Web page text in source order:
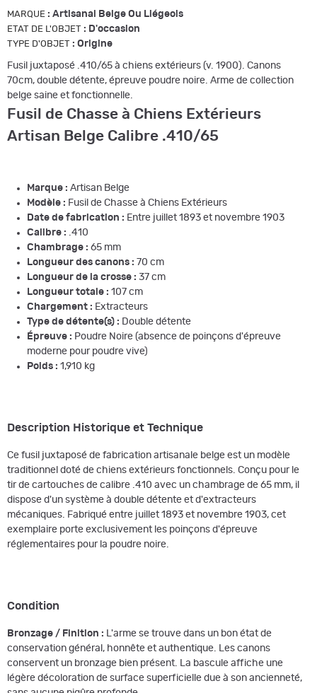
MARQUE : Artisanal Belge Ou Liégeois
ETAT DE L'OBJET : D'occasion
TYPE D'OBJET : Origine
Fusil juxtaposé .410/65 à chiens extérieurs (v. 1900). Canons
70cm, double détente, épreuve poudre noire. Arme de collection
belge saine et fonctionnelle.
Fusil de Chasse à Chiens Extérieurs
Artisan Belge Calibre .410/65
Marque : Artisan Belge
Modèle : Fusil de Chasse à Chiens Extérieurs
Date de fabrication : Entre juillet 1893 et novembre 1903
Calibre : .410
Chambrage : 65 mm
Longueur des canons : 70 cm
Longueur de la crosse : 37 cm
Longueur totale : 107 cm
Chargement : Extracteurs
Type de détente(s) : Double détente
Épreuve : Poudre Noire (absence de poinçons d'épreuve
moderne pour poudre vive)
Poids : 1,910 kg
Description Historique et Technique
Ce fusil juxtaposé de fabrication artisanale belge est un modèle
traditionnel doté de chiens extérieurs fonctionnels. Conçu pour le
tir de cartouches de calibre .410 avec un chambrage de 65 mm, il
dispose d'un système à double détente et d'extracteurs
mécaniques. Fabriqué entre juillet 1893 et novembre 1903, cet
exemplaire porte exclusivement les poinçons d'épreuve
réglementaires pour la poudre noire.
Condition
Bronzage / Finition : L'arme se trouve dans un bon état de
conservation général, honnête et authentique. Les canons
conservent un bronzage bien présent. La bascule affiche une
légère décoloration de surface superficielle due à son ancienneté,